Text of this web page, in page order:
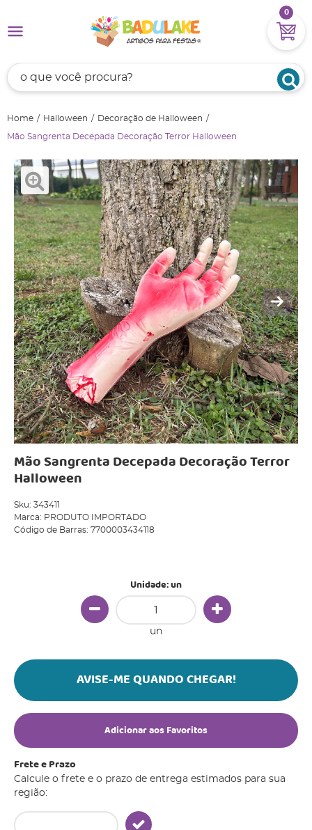
0
Home Halloween Decoração de Halloween
Mão Sangrenta Decepada Decoração Terror Halloween
Mão Sangrenta Decepada Decoração Terror
Halloween
Sku: 343411
Marca: PRODUTO IMPORTADO
Código de Barras: 7700003434118
Unidade: un
un
AVISE-ME QUANDO CHEGAR!
Adicionar aos Favoritos
Frete e Prazo
Calcule o frete e o prazo de entrega estimados para sua
região: